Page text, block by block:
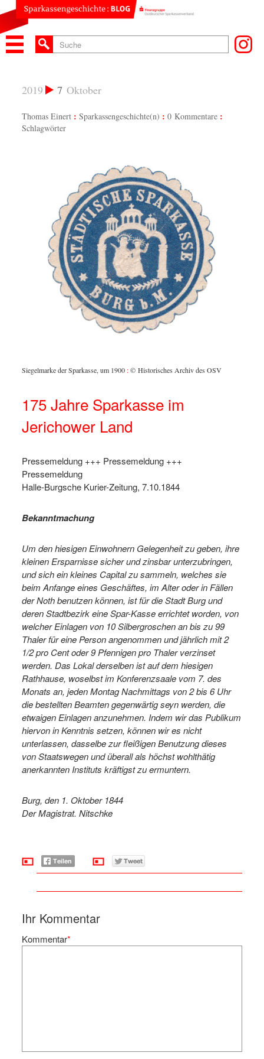
7 Oktober
2019
Thomas Einert Sparkassengeschichte(n)
0 Kommentare
Schlagwörter
Siegelmarke der Sparkasse, um 1900 :© Historisches Archiv des OSV
175 Jahre Sparkasse im
Jerichower Land
Pressemeldung +++ Pressemeldung +++
Pressemeldung
Halle-Burgsche Kurier-Zeitung, 7.10.1844
Bekanntmachung
Um den hiesigen Einwohnern Gelegenheit zu geben, ihre
kleinen Ersparnisse sicher und zinsbar unterzubringen,
und sich ein kleines Capital zu sammeln, welches sie
beim Anfange eines Geschäftes, im Alter oder in Fällen
der Noth benutzen können, ist für die Stadt Burg und
deren Stadtbezirk eine Spar-Kasse errichtet worden, von
welcher Einlagen von 10 Silbergroschen an bis zu 99
Thaler für eine Person angenommen und jährlich mit 2
1/2 pro Cent oder 9 Pfennigen pro Thaler verzinset
werden. Das Lokal derselben ist auf dem hiesigen
Rathhause, woselbst im Konferenzsaale vom 7. des
Monats an, jeden Montag Nachmittags von 2 bis 6 Uhr
die bestellten Beamten gegenwärtig seyn werden, die
etwaigen Einlagen anzunehmen. Indem wir das Publikum
hiervon in Kenntnis setzen, können wir es nicht
unterlassen, dasselbe zur fleißigen Benutzung dieses
von Staatswegen und überall als höchst wohlthätig
anerkannten Instituts kräftigst zu ermuntern.
Burg, den 1. Oktober 1844
Der Magistrat. Nitschke
Ihr Kommentar
Kommentar*